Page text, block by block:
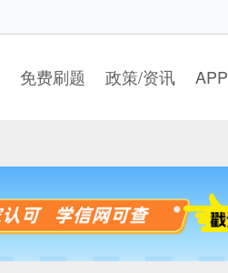
免费刷题 政策/资讯 APP